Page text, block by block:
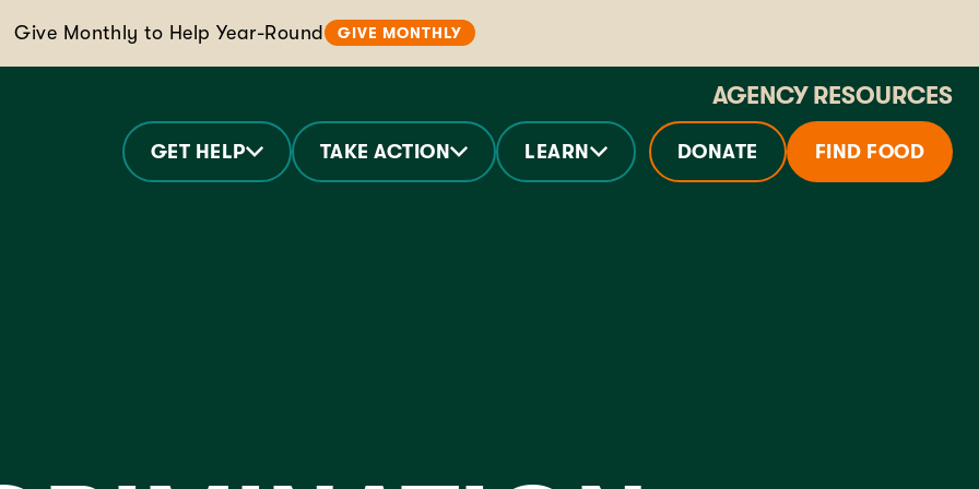
Give Monthly to Help Year-Round GIVE MONTHLY
AGENCY RESOURCES
GET HELP TAKE ACTION LEARN DONATE FIND FOOD